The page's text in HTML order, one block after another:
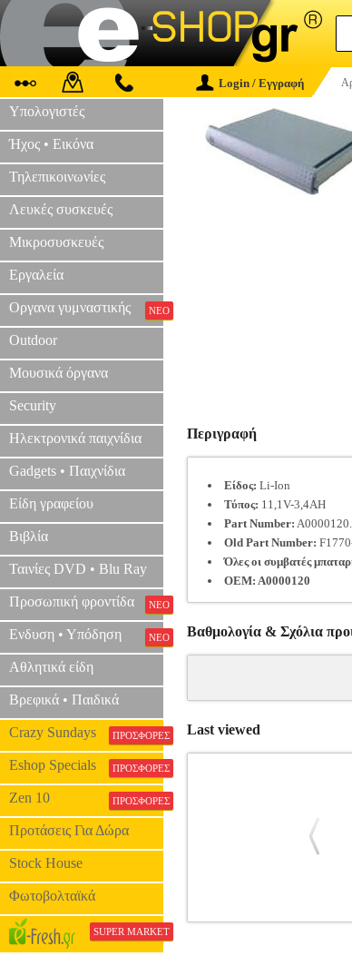
Login / Εγγραφή
Υπολογιστές
Ήχος • Εικόνα
Τηλεπικοινωνίες
Λευκές συσκευές
Μικροσυσκευές
Εργαλεία
Οργανα γυμναστικής ΝΕΟ
Outdoor
Μουσικά όργανα
Security
Ηλεκτρονικά παιχνίδια
Gadgets • Παιχνίδια
Είδη γραφείου
Βιβλία
Ταινίες DVD • Blu Ray
Προσωπική φροντίδα ΝΕΟ
Ενδυση • Υπόδηση ΝΕΟ
Αθλητικά είδη
Βρεφικά • Παιδικά
Crazy Sundays ΠΡΟΣΦΟΡΕΣ
Eshop Specials ΠΡΟΣΦΟΡΕΣ
Zen 10 ΠΡΟΣΦΟΡΕΣ
Προτάσεις Για Δώρα
Stock House
Φωτοβολταϊκά
SUPER MARKET
Περιγραφή
Είδος: Li-Ion
Τύπος: 11,1V-3,4AH
Part Number: A0000120.
Old Part Number:
Όλες οι συμβατές
OEM: A0000120
Βαθμολογία & Σχόλια
Last viewed
LAPTOP BATTERY